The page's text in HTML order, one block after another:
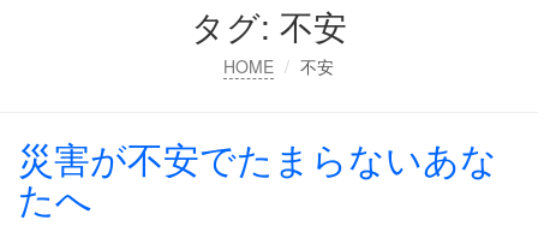
タグ: 不安
HOME 不安
災害が不安でたまらないあな
たへ